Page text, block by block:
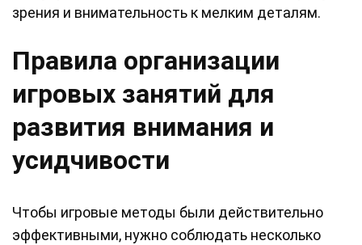
зрения и внимательность к мелким деталям.
Правила организации
игровых занятий для
развития внимания и
усидчивости
Чтобы игровые методы были действительно
эффективными, нужно соблюдать несколько